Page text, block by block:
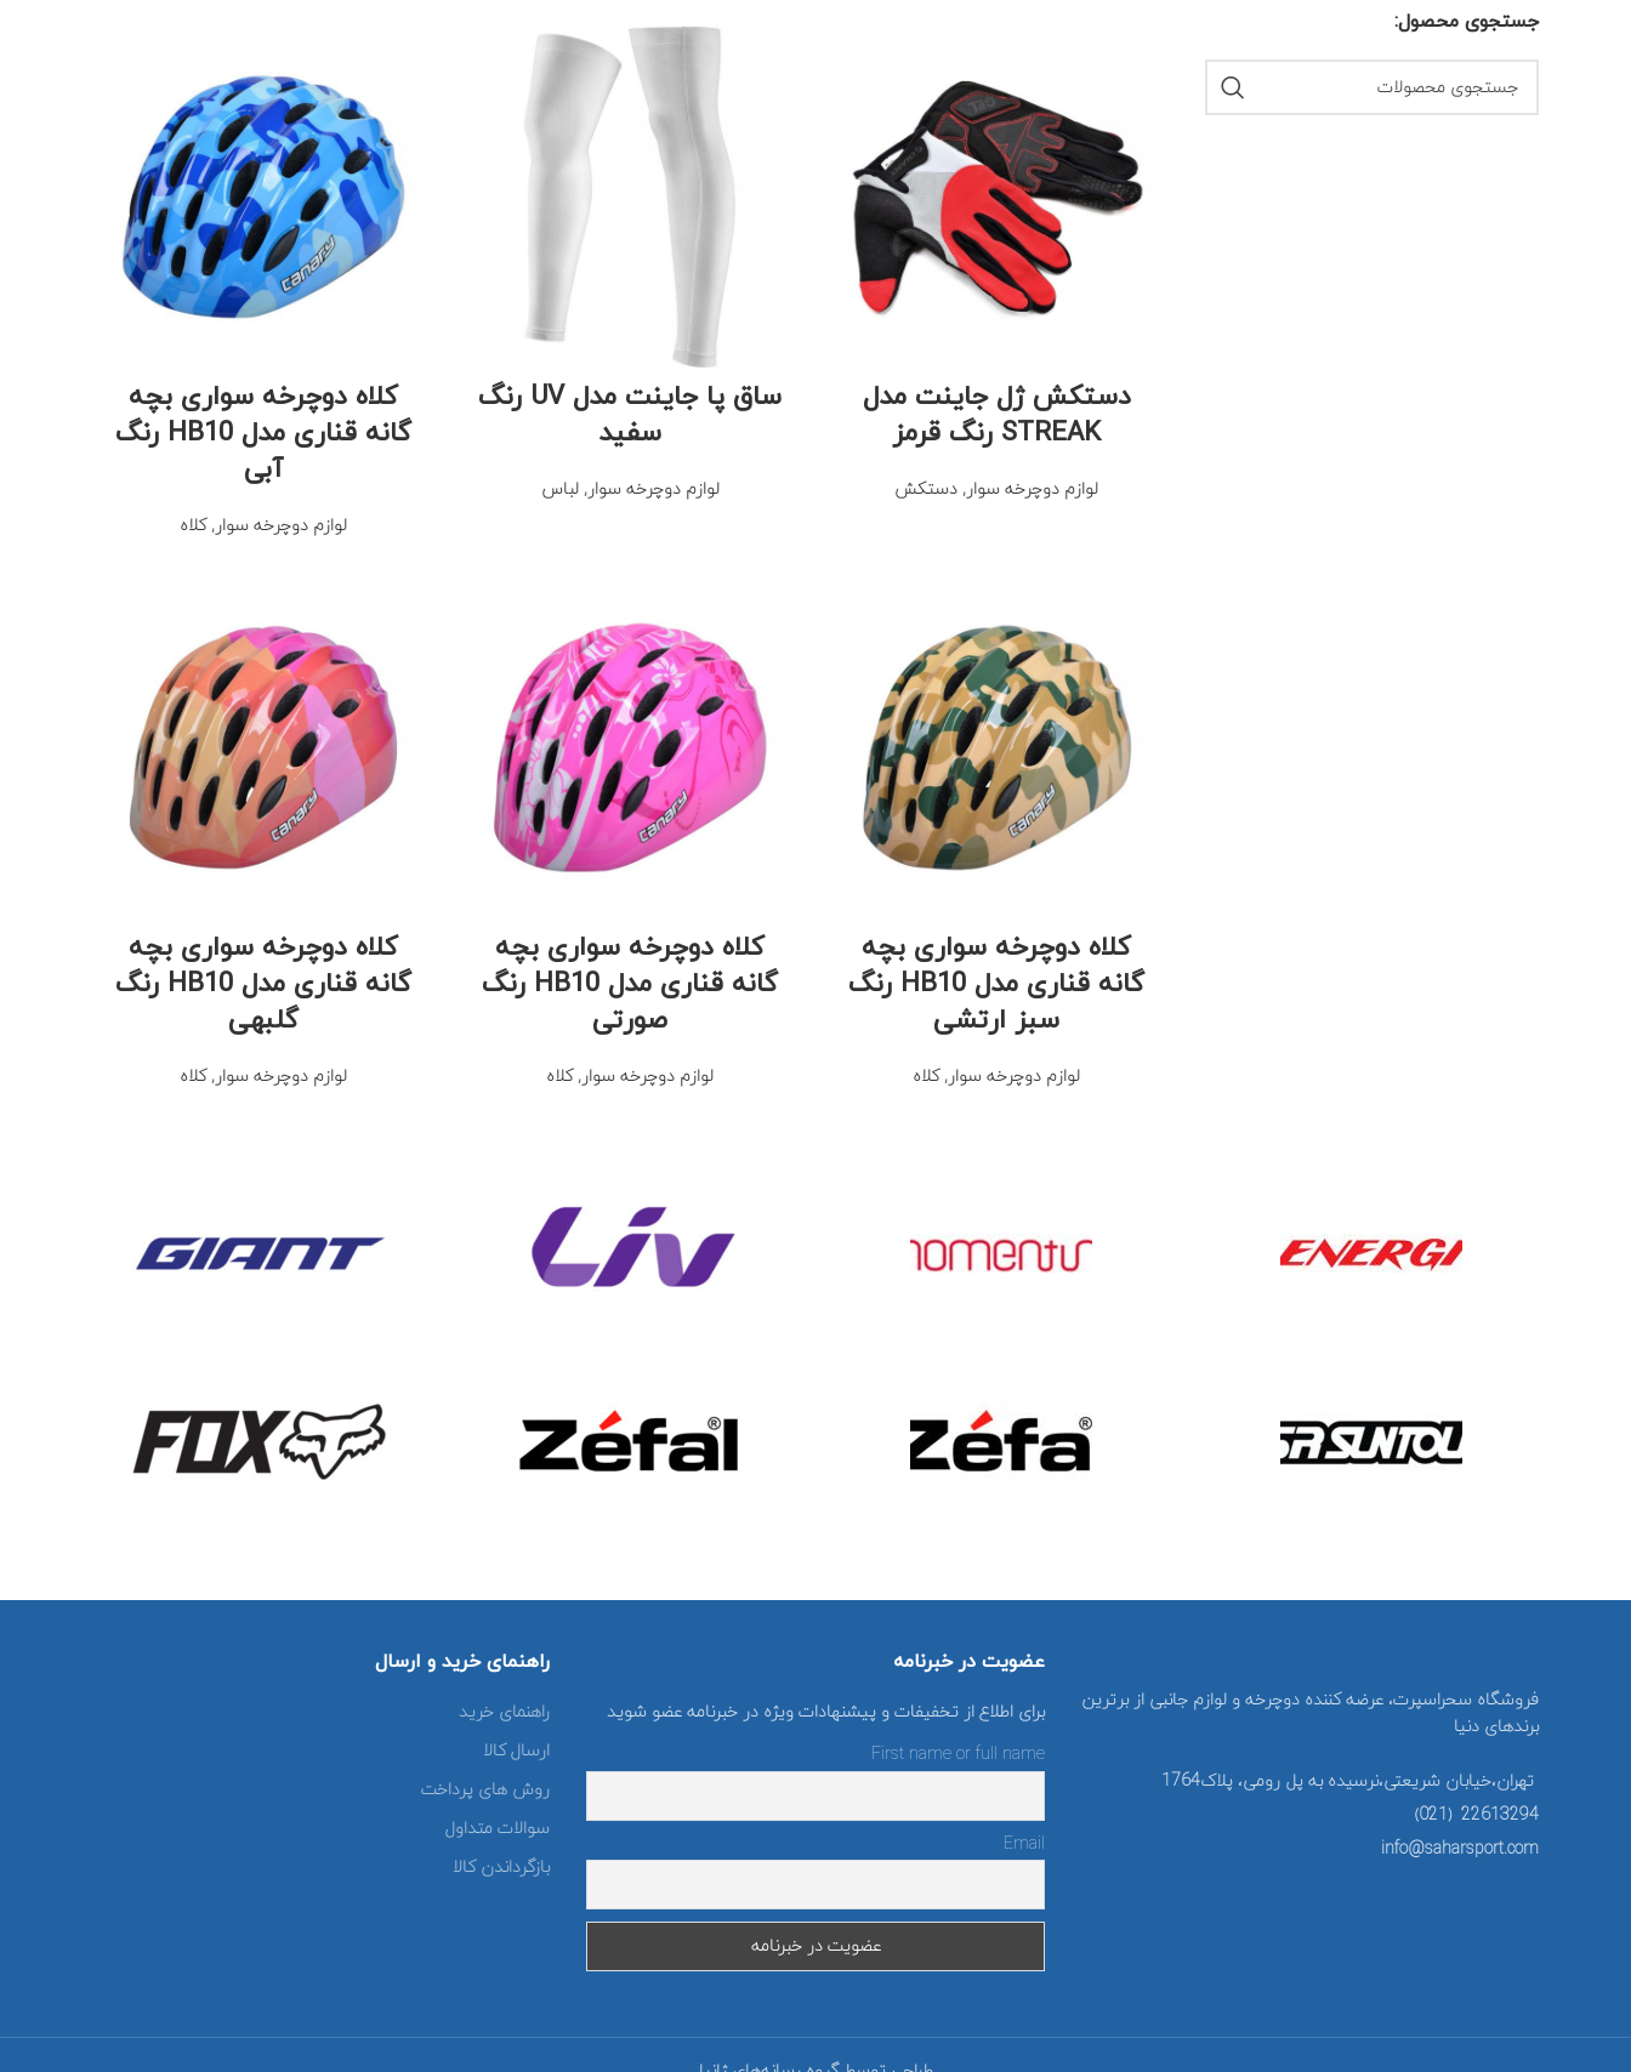
جستجوی محصول:
دستکش ژل جاینت مدل
STREAK رنگ قرمز
لوازم دوچرخه سوار , دستکش
ساق پا جاینت مدل UV رنگ
سفید
لوازم دوچرخه سوار,لباس
کلاه دوچرخه سواری بچه
گانه قناری مدل HB10 رنگ
آبی
لوازم دوچرخه سوار ,کلاه
کلاه دوچرخه سواری بچه
گانه قناری مدل HB10 رنگ
سبز ارتشی
لوازم دوچرخه سوار ,کلاه
کلاه دوچرخه سواری بچه
گانه قناری مدل HB10 رنگ
صورتی
لوازم دوچرخه سوار ,کلاه
کلاه دوچرخه سواری بچه
گانه قناری مدل HB10 رنگ
گلبهی
لوازم دوچرخه سوار ,کلاه
فروشگاه سحراسپرت، عرضه کننده دوچرخه و لوازم جانبی از برترین
برندهای دنیا
تهران،خیابان شریعتی،نرسیده به پل رومی، پلاک1764
22613294 (021)
info@saharsport.com
عضویت در خبرنامه
برای اطلاع از تخفیفات و پیشنهادات ویژه در خبرنامه عضو شوید
First name or full name
Email
راهنمای خرید و ارسال
راهنمای خرید
ارسال کالا
روش های پرداخت
سوالات متداول
بازگرداندن کالا